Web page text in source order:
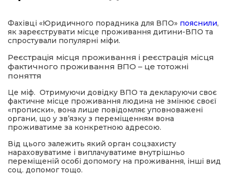
політика
місія
Фахівці «Юридичного порадника для ВПО» пояснили,
як зареєструвати місце проживання дитини-ВПО та
спростували популярні міфи.
Реєстрація місця проживання і реєстрація місця
фактичного проживання ВПО – це тотожні
поняття
Це міф. Отримуючи довідку ВПО та декларуючи своє
фактичне місце проживання людина не змінює своєї
«прописки», вона лише повідомляє уповноважені
органи, що у зв’язку з переміщенням вона
проживатиме за конкретною адресою.
Від цього залежить який орган соцзахисту
нараховуватиме і виплачуватиме внутрішньо
переміщеній особі допомогу на проживання, інші вид
соц. допомог тощо.